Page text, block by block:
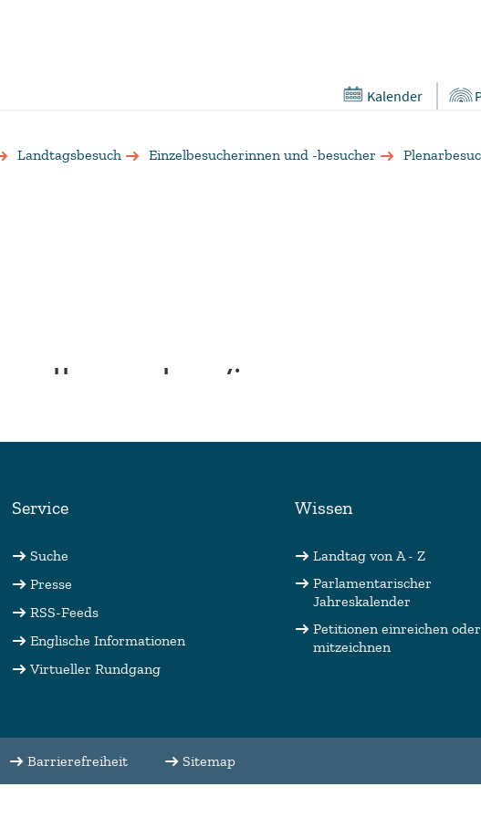
Kalender
Landtagsbesuch Einzelbesucherinnen und -besucher
Service
Suche
Presse
RSS-Feeds
Englische Informationen
Virtueller Rundgang
Wissen
Landtag von A - Z
Parlamentarischer
Jahreskalender
Petitionen einreichen oder
mitzeichnen
Barrierefreiheit Sitemap